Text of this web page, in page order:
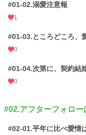
小説 38,900 位 /
お気に入り 979
初回公開日時 2019.07.28
初回完結日時 2019.08.17
#01-02.溺愛注意報
1
#01-03.ところどころ、
0
#01-04.次第に、契約結
0
#02.アフターフォロー
#02-01.平年に比べ愛情